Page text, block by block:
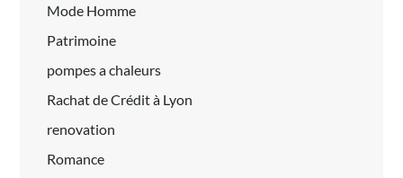
Mode Homme
Patrimoine
pompes a chaleurs
Rachat de Crédit à Lyon
renovation
Romance